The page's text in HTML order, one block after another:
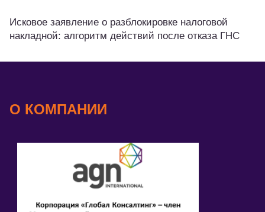
Исковое заявление о разблокировке налоговой
накладной: алгоритм действий после отказа ГНС
О КОМПАНИИ